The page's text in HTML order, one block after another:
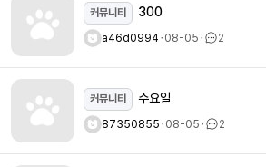
커뮤니티 300
a46d0994ㆍ08-05ㆍ 2
커뮤니티 수요일
87350855ㆍ08-05ㆍ 2